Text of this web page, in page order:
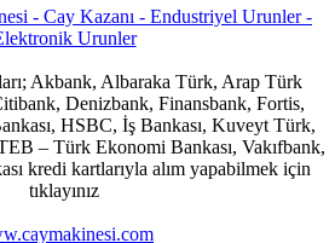
Akbank, Albaraka Türk, Arap Türk
Denizbank, Finansbank, Fortis,
HSBC, İş Bankası, Kuveyt Türk,
– Türk Ekonomi Bankası, Vakıfbank,
kredi kartlarıyla alım yapabilmek için
tıklayınız